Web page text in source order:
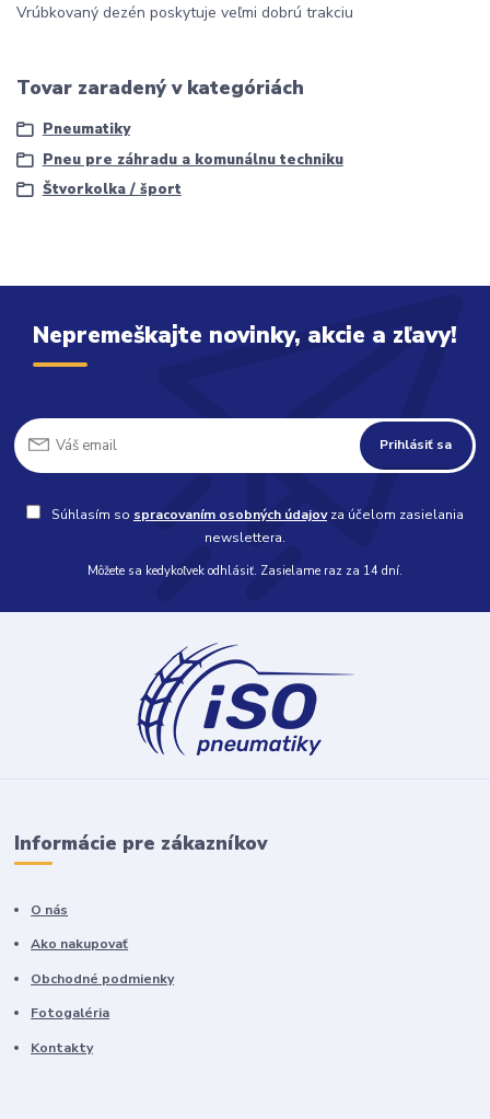
Vrúbkovaný dezén poskytuje veľmi dobrú trakciu
Tovar zaradený v kategóriách
Pneumatiky
Pneu pre záhradu a komunálnu techniku
Štvorkolka / šport
Nepremeškajte novinky, akcie a zľavy!
Prihlásiť sa
Súhlasím so spracovaním osobných údajovza účelom zasielania
newslettera.
Môžete sa kedykoľvek odhlásiť. Zasielame raz za 14 dní.
Informácie pre zákazníkov
O nás
Ako nakupovať
Obchodné podmienky
Fotogaléria
Kontakty